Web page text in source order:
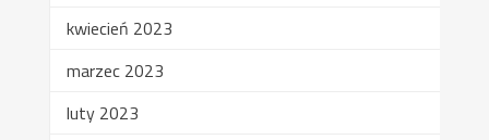
kwiecień 2023
marzec 2023
luty 2023